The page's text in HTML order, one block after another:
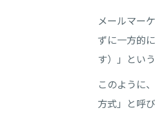
メールマー
ずに一方的
す）」とい
このように
方式」と呼び